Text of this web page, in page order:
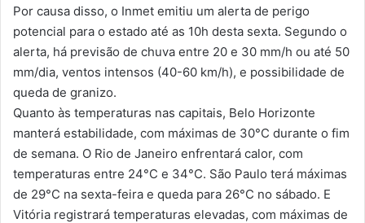
Por causa disso, o Inmet emitiu um alerta de perigo
potencial para o estado até as 10h desta sexta. Segundo o
alerta, há previsão de chuva entre 20 e 30 mm/h ou até 50
mm/dia, ventos intensos (40-60 km/h), e possibilidade de
queda de granizo.
Quanto às temperaturas nas capitais, Belo Horizonte
manterá estabilidade, com máximas de 30°C durante o fim
de semana. O Rio de Janeiro enfrentará calor, com
temperaturas entre 24°C e 34°C. São Paulo terá máximas
de 29°C na sexta-feira e queda para 26°C no sábado. E
Vitória registrará temperaturas elevadas, com máximas de